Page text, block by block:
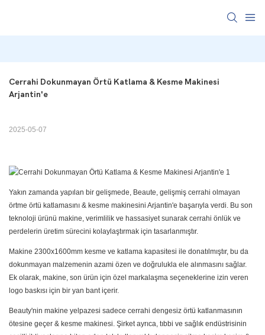
Cerrahi Dokunmayan Örtü Katlama & Kesme Makinesi
Arjantin'e
2025-05-07
Yakın zamanda yapılan bir gelişmede, Beaute, gelişmiş cerrahi olmayan
örtme örtü katlamasını & kesme makinesini Arjantin'e başarıyla verdi. Bu son
teknoloji ürünü makine, verimlilik ve hassasiyet sunarak cerrahi önlük ve
perdelerin üretim sürecini kolaylaştırmak için tasarlanmıştır.
Makine 2300x1600mm kesme ve katlama kapasitesi ile donatılmıştır, bu da
dokunmayan malzemenin azami özen ve doğrulukla ele alınmasını sağlar.
Ek olarak, makine, son ürün için özel markalaşma seçeneklerine izin veren
logo baskısı için bir yan bant içerir.
Beauty'nin makine yelpazesi sadece cerrahi dengesiz örtü katlanmasının
ötesine geçer & kesme makinesi. Şirket ayrıca, tıbbi ve sağlık endüstrisinin